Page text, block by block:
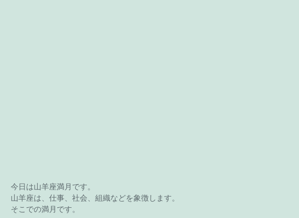
今日は山羊座満月です。
山羊座は、仕事、社会、組織などを象徴します。
そこでの満月です。